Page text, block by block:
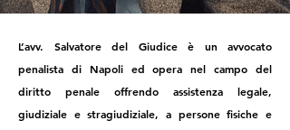
L’avv. Salvatore del Giudice è un avvocato
penalista di Napoli ed opera nel campo del
diritto penale offrendo assistenza legale,
giudiziale e stragiudiziale, a persone fisiche e